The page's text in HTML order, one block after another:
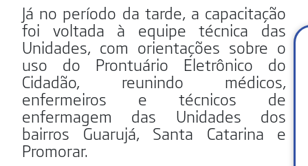
Já no período da tarde, a capacitação
foi voltada à equipe técnica das
Unidades, com orientações sobre o
uso do Prontuário Eletrônico do
Cidadão, reunindo médicos,
enfermeiros e técnicos de
enfermagem das Unidades dos
bairros Guarujá, Santa Catarina e
Promorar.